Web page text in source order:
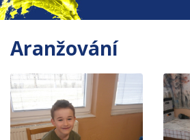
Aranžování